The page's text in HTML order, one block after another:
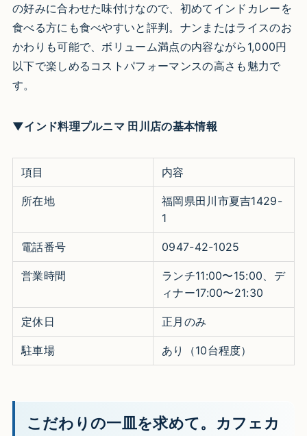
の好みに合わせた味付けなので、初めてインドカレーを
食べる方にも食べやすいと評判。ナンまたはライスのお
かわりも可能で、ボリューム満点の内容ながら1,000円
以下で楽しめるコストパフォーマンスの高さも魅力で
す。​
▼インド料理プルニマ 田川店の基本情報
項目 内容
所在地
福岡県田川市夏吉1429-
1​
電話番号 0947-42-1025​
営業時間
ランチ11:00〜15:00、デ
ィナー17:00〜21:30​
定休日 正月のみ​
駐車場 あり（10台程度）​
こだわりの一皿を求めて。カフェカ